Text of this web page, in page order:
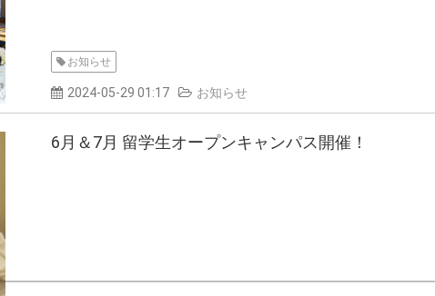
お知らせ
2024-05-29 01:17 お知らせ
6月＆7月 留学生オープンキャンパス開催！